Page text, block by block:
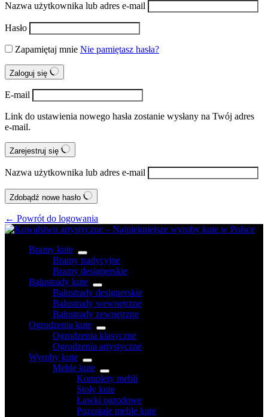
Nazwa użytkownika lub adres e-mail
Hasło
Zapamiętaj mnie Nie pamiętasz hasła?
Zaloguj się
E-mail
Link do ustawienia nowego hasła zostanie wysłany na Twój adres
e-mail.
Zarejestruj się
Nazwa użytkownika lub adres e-mail
Zdobądź nowe hasło
← Powrót do logowania
Bramy kute
Bramy tradycyjne
Bramy designerskie
Balustrady kute
Balustrady designerskie
Balustrady wewnętrzne
Balustrady zewnętrzne
Ogrodzenia kute
Ogrodzenia klasyczne
Ogrodzenia artystyczne
Wyroby kute
Meble kute
Komplety mebli
Stoły kute
Ławki ogrodowe
Pozostałe meble kute